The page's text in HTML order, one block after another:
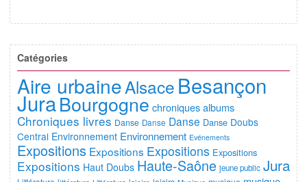
Catégories
Aire urbaineAlsace Besançon
JuraBourgogne chroniques albums
Chroniques livres Danse Danse Danse Danse Doubs
Central Environnement Environnement Evénements
Expositions Expositions Expositions Expositions
Expositions Haut Doubs Haute-Saône jeune public Jura